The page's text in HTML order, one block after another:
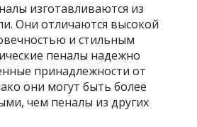
изготавливаются из
Они отличаются высокой
и стильным
пеналы надежно
принадлежности от
они могут быть более
чем пеналы из других